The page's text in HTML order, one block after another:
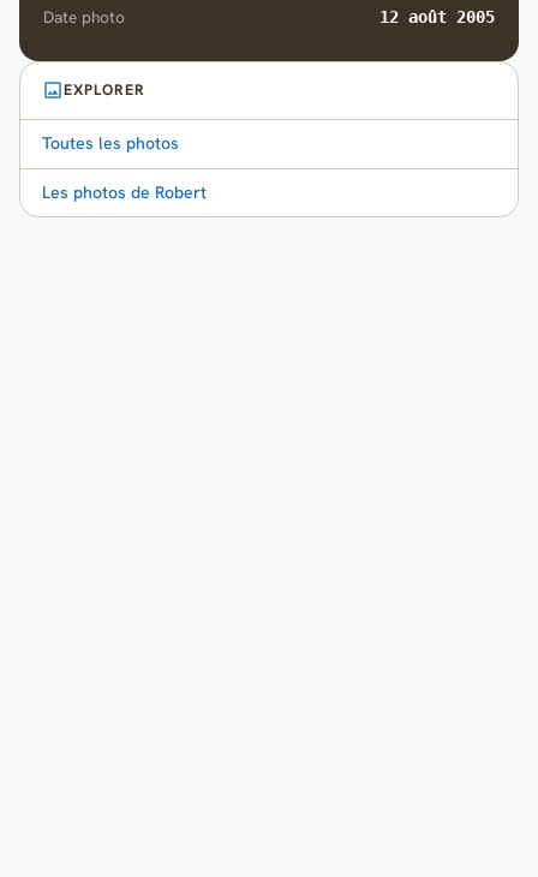
Date photo 12 août 2005
EXPLORER
Toutes les photos
Les photos de Robert